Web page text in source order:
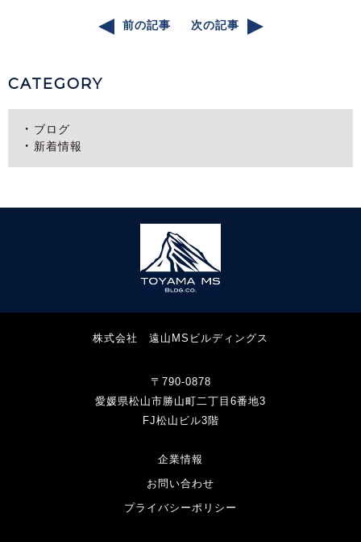
前の記事 次の記事
CATEGORY
ブログ
新着情報
株式会社 遠山MSビルディングス
〒790-0878
愛媛県松山市勝山町二丁目6番地3
FJ松山ビル3階
企業情報
お問い合わせ
プライバシーポリシー